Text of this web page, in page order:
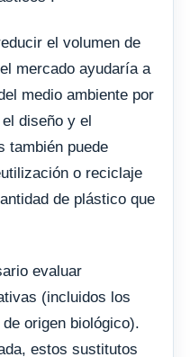
el volumen de
mercado ayudaría a
medio ambiente por
diseño y el
también puede
o reciclaje
de plástico que
evaluar
(incluidos los
origen biológico).
estos sustitutos